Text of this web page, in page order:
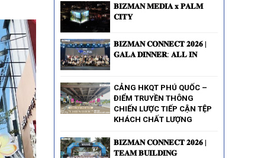
𝐁𝐈𝐙𝐌𝐀𝐍 𝐌𝐄𝐃𝐈𝐀 𝐱 𝐏𝐀𝐋𝐌
𝐂𝐈𝐓𝐘
𝐁𝐈𝐙𝐌𝐀𝐍 𝐂𝐎𝐍𝐍𝐄𝐂𝐓 𝟐𝟎𝟐𝟔 |
𝐆𝐀𝐋𝐀 𝐃𝐈𝐍𝐍𝐄𝐑: 𝐀𝐋𝐋 𝐈𝐍
CẢNG HKQT PHÚ QUỐC –
ĐIỂM TRUYỀN THÔNG
CHIẾN LƯỢC TIẾP CẬN TỆP
KHÁCH CHẤT LƯỢNG
𝐁𝐈𝐙𝐌𝐀𝐍 𝐂𝐎𝐍𝐍𝐄𝐂𝐓 𝟐𝟎𝟐𝟔 |
𝐓𝐄𝐀𝐌 𝐁𝐔𝐈𝐋𝐃𝐈𝐍𝐆